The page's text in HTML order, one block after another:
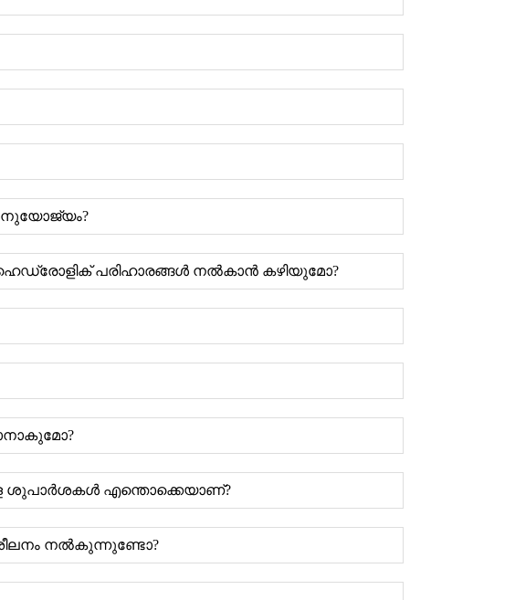
പരിഹാരങ്ങൾ നൽകാൻ കഴിയുമോ?
ശുപാർശകൾ എന്തൊക്കെയാണ്?
നൽകുന്നുണ്ടോ?